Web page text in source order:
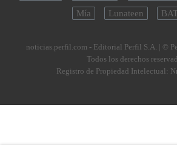
Mía
Lunateen
noticias.perfil.com - Editorial Perfil S.A. | ©
Todos los derechos
Registro de Propiedad Intelectual: